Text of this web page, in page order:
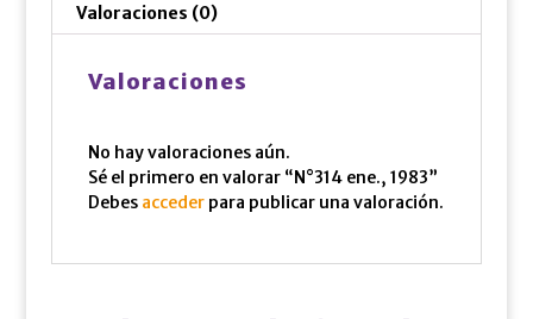
Valoraciones (0)
Valoraciones
No hay valoraciones aún.
Sé el primero en valorar “N°314 ene., 1983”
Debes accederpara publicar una valoración.